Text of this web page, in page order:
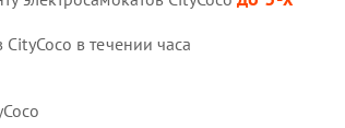
в течении часа